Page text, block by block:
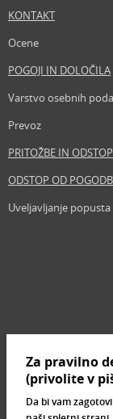
KONTAKT
Ocene
POGOJI IN DOLOČILA
Varstvo osebnih
Prevoz
PRITOŽBE IN
ODSTOP OD
Uveljavljanje popusta
Znamke, ki se
Za pravilno
(privolite v
Da bi vam